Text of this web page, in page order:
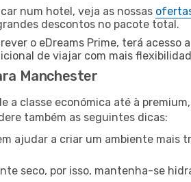
num hotel, veja as nossas
descontos no pacote total.
o eDreams Prime, terá
de viajar com mais
Manchester
a classe económica até à
também as seguintes dicas:
ajudar a criar um ambiente mais
seco, por isso, mantenha-se